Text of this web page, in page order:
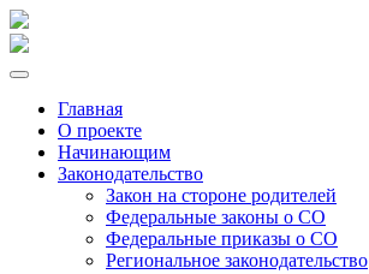
Главная
О проекте
Начинающим
Законодательство
Закон на стороне родителей
Федеральные законы о СО
Федеральные приказы о СО
Региональное законодательство